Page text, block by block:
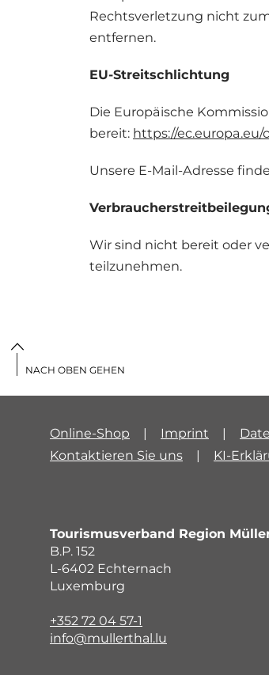
Rechtsverletzung nicht
entfernen.
EU-Streitschlichtung
Die Europäische
bereit: https://ec.europa.eu/
Unsere E-Mail-Adresse
Wir sind nicht bereit oder
teilzunehmen.
Online-Shop Imprint
Kontaktieren Sie uns
KI-
Tourismusverband Region
B.P. 152
L-6402 Echternach
Luxemburg
+352 72 04 57-1
info@mullerthal.lu
NACH OBEN GEHEN